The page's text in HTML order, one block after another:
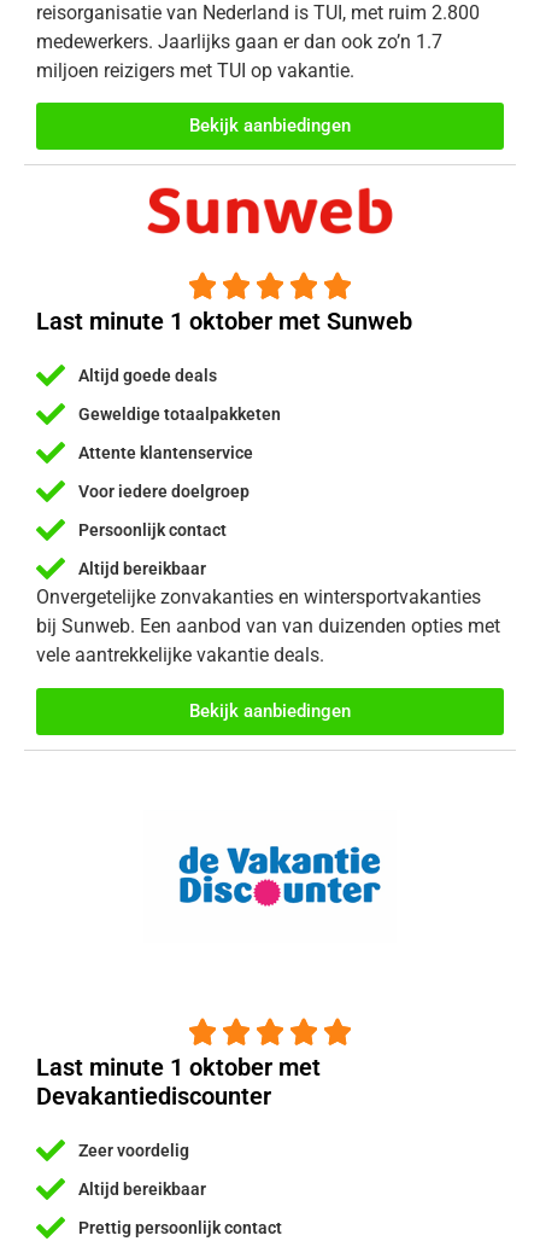
reisorganisatie van Nederland is TUI, met ruim 2.800
medewerkers. Jaarlijks gaan er dan ook zo’n 1.7
miljoen reizigers met TUI op vakantie.
Bekijk aanbiedingen
    
Last minute 1 oktober met Sunweb
Altijd goede deals
Geweldige totaalpakketen
Attente klantenservice
Voor iedere doelgroep
Persoonlijk contact
Altijd bereikbaar
Onvergetelijke zonvakanties en wintersportvakanties
bij Sunweb. Een aanbod van van duizenden opties met
vele aantrekkelijke vakantie deals.
Bekijk aanbiedingen
    
Last minute 1 oktober met
Devakantiediscounter
Zeer voordelig
Altijd bereikbaar
Prettig persoonlijk contact